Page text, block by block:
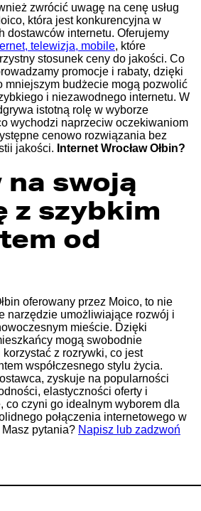
zwrócić uwagę na cenę usług
która jest konkurencyjna w
dostawców internetu. Oferujemy
telewizja, mobile, które
stosunek ceny do jakości. Co
promocje i rabaty, dzięki
mniejszym budżecie mogą pozwolić
i niezawodnego internetu. W
istotną rolę w wyborze
wychodzi naprzeciw oczekiwaniom
cenowo rozwiązania bez
jakości. Internet Wrocław Ołbin?
na swoją
z szybkim
od
oferowany przez Moico, to nie
narzędzie umożliwiające rozwój i
mieście. Dzięki
mogą swobodnie
z rozrywki, co jest
współczesnego stylu życia.
zyskuje na popularności
elastyczności oferty i
co czyni go idealnym wyborem dla
połączenia internetowego w
Masz pytania? Napisz lub zadzwoń